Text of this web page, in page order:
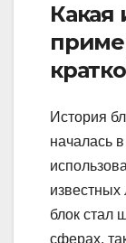
Какая
История
началась
блок стал
сферах,